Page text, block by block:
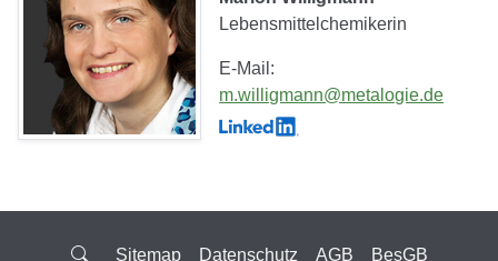
Lebensmittelchemikerin
E-Mail:
m.willigmann@metalogie.de
SucheSitemap Datenschutz AGB BesGB